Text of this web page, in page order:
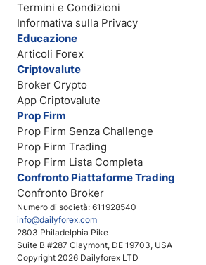
Numero di società: 611928540
info@dailyforex.com
2803 Philadelphia Pike
Suite B #287 Claymont, DE 19703, USA
Copyright 2026 Dailyforex LTD
Termini e Condizioni
Informativa sulla Privacy
Educazione
Articoli Forex
Criptovalute
Broker Crypto
App Criptovalute
Prop Firm
Prop Firm Senza Challenge
Prop Firm Trading
Prop Firm Lista Completa
Confronto Piattaforme Trading
Confronto Broker